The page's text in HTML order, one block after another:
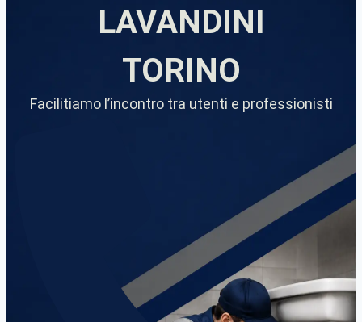
LAVANDINI
TORINO
Facilitiamo l’incontro tra utenti e professionisti